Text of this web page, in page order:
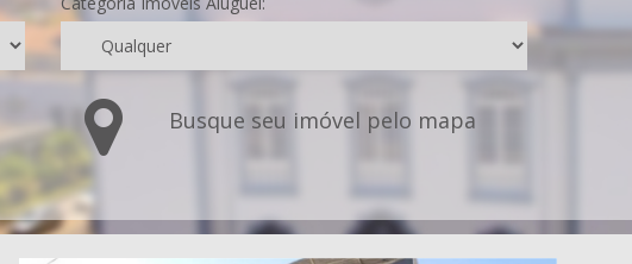
Busque seu imóvel pelo mapa